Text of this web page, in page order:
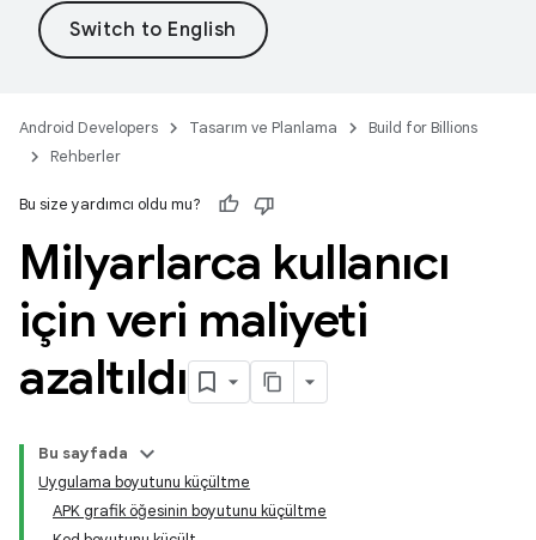
Android Developers Tasarım ve Planlama
Build for Billions
Rehberler
Bu size yardımcı oldu mu?
Milyarlarca kullanıcı
için veri maliyeti
azaltıldı
Bu sayfada
Uygulama boyutunu küçültme
APK grafik öğesinin boyutunu küçültme